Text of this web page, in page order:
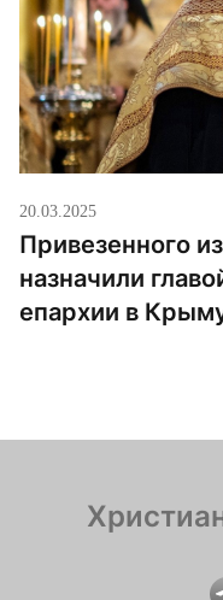
20.03.2025
Привезенного
назначили
епархии в